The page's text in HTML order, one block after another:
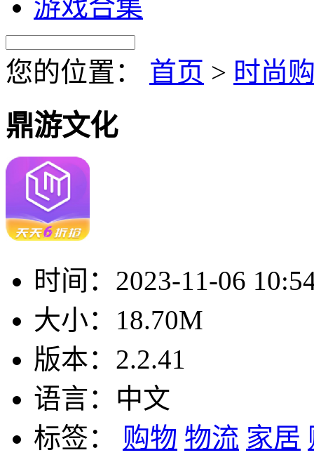
游戏合集
您的位置： 首页 > 时尚
鼎游文化
时间： 2023-11-06
大小： 18.70M
版本： 2.2.41
语言： 中文
标签：
购物 物流 家居